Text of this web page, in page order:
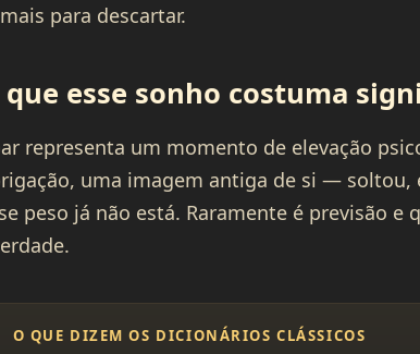
para descartar.
que esse sonho costuma
representa um momento de elevação
uma imagem antiga de si — soltou,
peso já não está. Raramente é previsão
O QUE DIZEM OS DICIONÁRIOS CLÁSSICOS